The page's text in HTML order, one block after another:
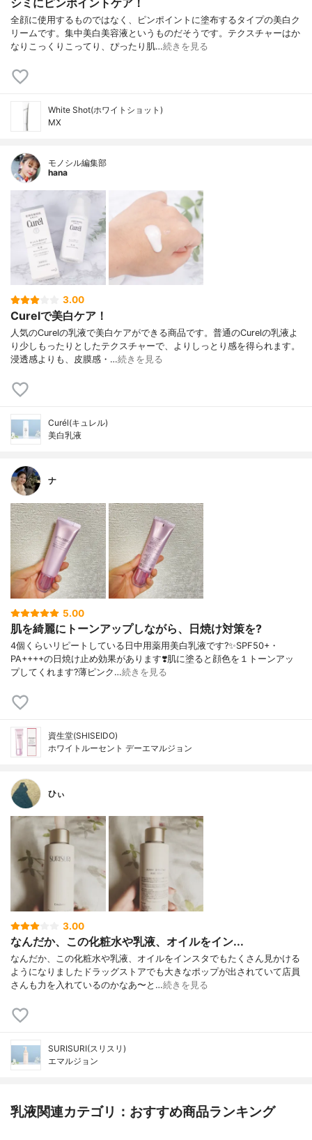
全顔に使用するものではなく、ピンポイントに塗布するタイプの美白ク
リームです。集中美白美容液というものだそうです。テクスチャーはか
なりこっくりこってり、ぴったり肌…続きを見る
White Shot(ホワイトショット)
MX
モノシル編集部
hana
3.00
Curelで美白ケア！
人気のCurelの乳液で美白ケアができる商品です。普通のCurelの乳液よ
り少しもったりとしたテクスチャーで、よりしっとり感を得られます。
浸透感よりも、皮膜感・…続きを見る
Curél(キュレル)
美白乳液
ナ
5.00
肌を綺麗にトーンアップしながら、日焼け対策を?
4個くらいリピートしている日中用薬用美白乳液です?✨SPF50+・
PA++++の日焼け止め効果があります❣️肌に塗ると顔色を１トーンアッ
プしてくれます?薄ピンク…続きを見る
資生堂(SHISEIDO)
ホワイトルーセント デーエマルジョン
ひぃ
3.00
なんだか、この化粧水や乳液、オイルをイン...
なんだか、この化粧水や乳液、オイルをインスタでもたくさん見かける
ようになりましたドラッグストアでも大きなポップが出されていて店員
さんも力を入れているのかなあ〜と…続きを見る
SURISURI(スリスリ)
エマルジョン
乳液関連カテゴリ：おすすめ商品ランキング